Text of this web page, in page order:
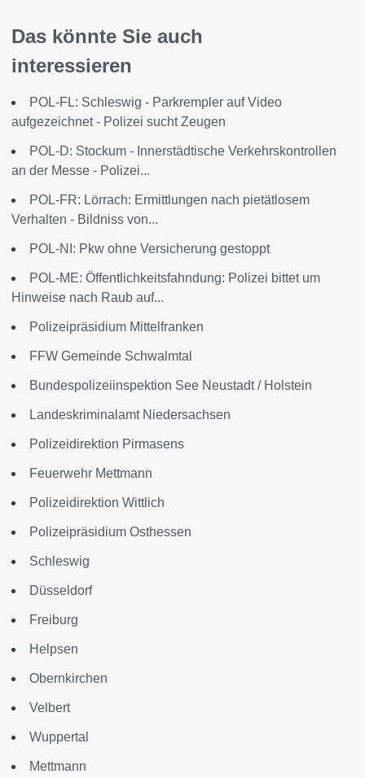
Das könnte Sie auch
interessieren
POL-FL: Schleswig - Parkrempler auf Video
aufgezeichnet - Polizei sucht Zeugen
POL-D: Stockum - Innerstädtische Verkehrskontrollen
an der Messe - Polizei...
POL-FR: Lörrach: Ermittlungen nach pietätlosem
Verhalten - Bildniss von...
POL-NI: Pkw ohne Versicherung gestoppt
POL-ME: Öffentlichkeitsfahndung: Polizei bittet um
Hinweise nach Raub auf...
Polizeipräsidium Mittelfranken
FFW Gemeinde Schwalmtal
Bundespolizeiinspektion See Neustadt / Holstein
Landeskriminalamt Niedersachsen
Polizeidirektion Pirmasens
Feuerwehr Mettmann
Polizeidirektion Wittlich
Polizeipräsidium Osthessen
Schleswig
Düsseldorf
Freiburg
Helpsen
Obernkirchen
Velbert
Wuppertal
Mettmann